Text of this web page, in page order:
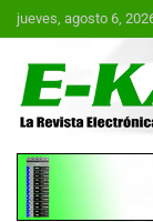
Saltar
al
jueves, agosto 6,
E-